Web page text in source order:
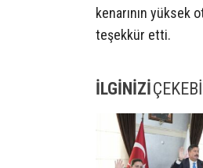
kenarının yüksek
teşekkür etti.
İLGİNİZİ